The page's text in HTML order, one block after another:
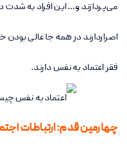
می‌پردازند و... این افراد به
اصراردارند در همه جا عالی بودن
فقر اعتماد به نفس دارند.
چهارمین قدم: ارتباطات